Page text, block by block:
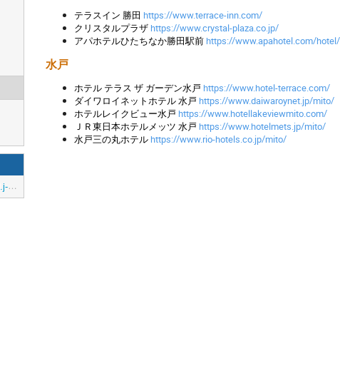
テラスイン 勝田 https://www.terrace-inn.com/
クリスタルプラザ https://www.crystal-plaza.co.jp/
アパホテルひたちなか勝田駅前 https://www.apahotel.com/
水戸
ホテル テラス ザ ガーデン水戸 https://www.hotel-terrace.com/
ダイワロイネットホテル 水戸 https://www.daiwaroynet.jp/mito/
ホテルレイクビュー水戸 https://www.hotellakeviewmito.com/
ＪＲ東日本ホテルメッツ 水戸 https://www.hotelmets.jp/mito/
水戸三の丸ホテル https://www.rio-hotels.co.jp/mito/